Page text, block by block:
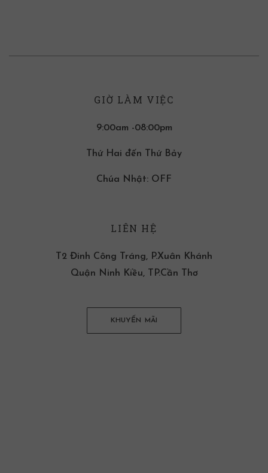
GIỜ LÀM VIỆC
9:00am -08:00pm
Thứ Hai đến Thứ Bảy
Chúa Nhật: OFF
LIÊN HỆ
T2 Đinh Công Tráng, P.Xuân Khánh
Quận Ninh Kiều, TP.Cần Thơ
KHUYẾN MÃI